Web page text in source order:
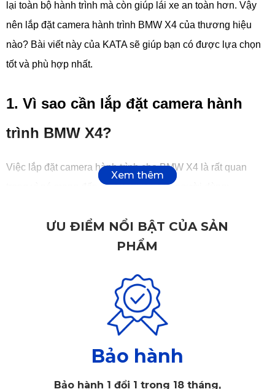
lại toàn bộ hành trình mà còn giúp lái xe an toàn hơn. Vậy
nên lắp đặt camera hành trình BMW X4 của thương hiệu
nào? Bài viết này của KATA sẽ giúp bạn có được lựa chọn
tốt và phù hợp nhất.
1. Vì sao cần lắp đặt camera hành
trình BMW X4?
Việc lắp đặt camera hành trình cho BMW X4 là rất quan
trọng vì nó mang đến nhiều lợi ích cho người dùng:
ƯU ĐIỂM NỔI BẬT CỦA SẢN
PHẨM
Bảo hành
Bảo hành 1 đổi 1 trong 18 tháng,